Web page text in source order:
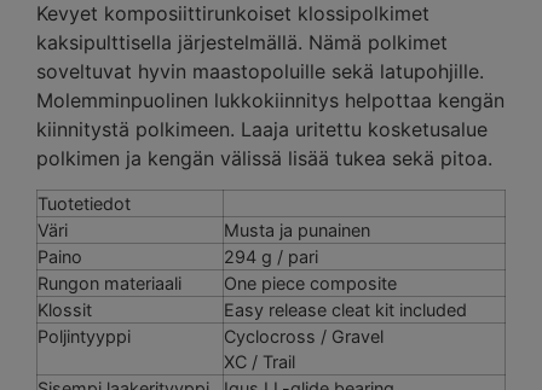
Kevyet komposiittirunkoiset klossipolkimet
kaksipulttisella järjestelmällä. Nämä polkimet
soveltuvat hyvin maastopoluille sekä latupohjille.
Molemminpuolinen lukkokiinnitys helpottaa kengän
kiinnitystä polkimeen. Laaja uritettu kosketusalue
polkimen ja kengän välissä lisää tukea sekä pitoa.
Tuotetiedot
Väri
Musta ja punainen
Paino
294 g / pari
Rungon materiaali
One piece composite
Klossit
Easy release cleat kit included
Poljintyyppi
Cyclocross / Gravel
XC / Trail